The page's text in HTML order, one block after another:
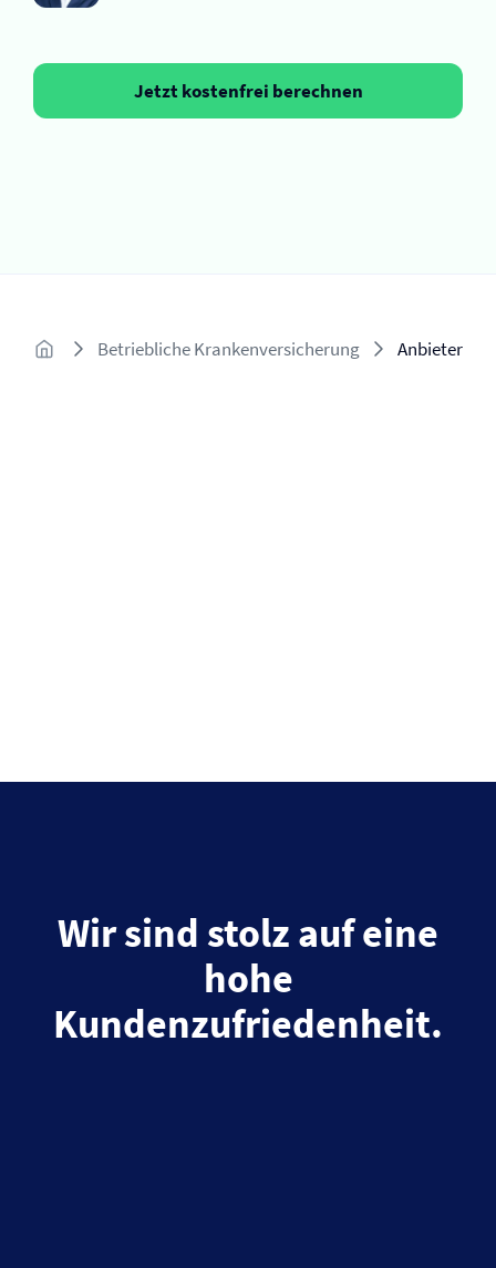
Jetzt kostenfrei berechnen
Betriebliche Krankenversicherung Anbieter
Wir sind stolz auf eine
hohe
Kundenzufriedenheit.